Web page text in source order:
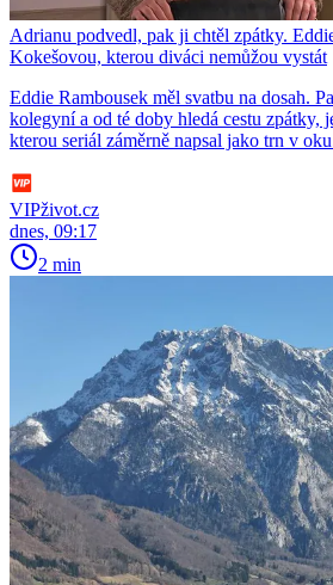
Adrianu podvedl, pak ji chtěl zpátky.
Kokešovou, kterou diváci nemůžou vystát
Eddie Rambousek měl svatbu na dosah.
kolegyní a od té doby hledá cestu zpátky,
kterou seriál záměrně napsal jako trn v
VIPživot.cz
dnes, 09:17
2 min